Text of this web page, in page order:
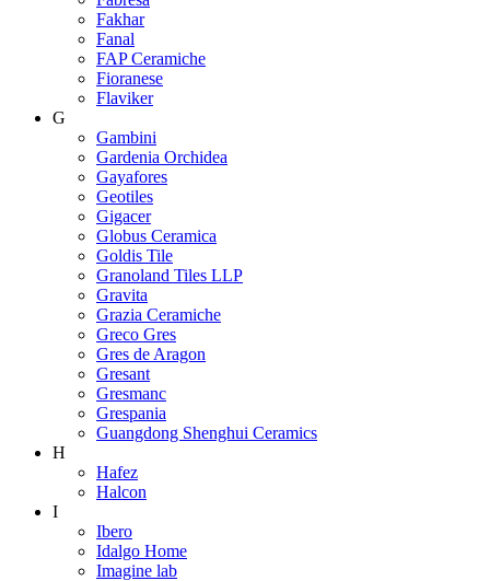
Fakhar
Fanal
FAP Ceramiche
Fioranese
Flaviker
G
Gambini
Gardenia Orchidea
Gayafores
Geotiles
Gigacer
Globus Ceramica
Goldis Tile
Granoland Tiles LLP
Gravita
Grazia Ceramiche
Greco Gres
Gres de Aragon
Gresant
Gresmanc
Grespania
Guangdong Shenghui Ceramics
H
Hafez
Halcon
I
Ibero
Idalgo Home
Imagine lab